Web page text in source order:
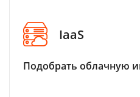
IaaS
Подобрать облачную